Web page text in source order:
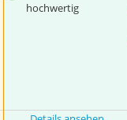
hochwertig